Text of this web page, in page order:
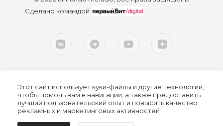
Сделано командой
Этот сайт использует куки-файлы и другие технологии,
чтобы помочь вам в навигации, а также предоставить
лучший пользовательский опыт и повысить качество
рекламных и маркетинговых активностей